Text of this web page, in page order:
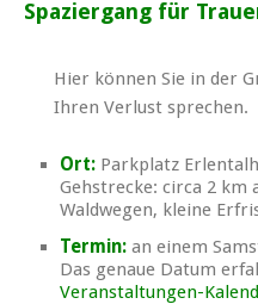
Spaziergang für
Hier können Sie in der
Ihren Verlust sprechen.
Ort: Parkplatz
Gehstrecke: circa 2 km
Waldwegen, kleine
Termin: an einem
Das genaue Datum
Veranstaltungen-